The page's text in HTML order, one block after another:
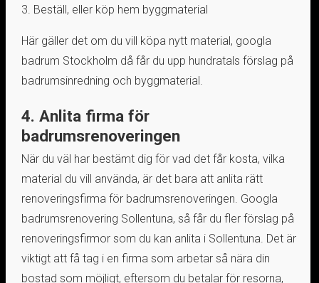
3. Beställ, eller köp hem byggmaterial
Här gäller det om du vill köpa nytt material, googla
badrum Stockholm då får du upp hundratals förslag på
badrumsinredning och byggmaterial.
4. Anlita firma för
badrumsrenoveringen
När du väl har bestämt dig för vad det får kosta, vilka
material du vill använda, är det bara att anlita rätt
renoveringsfirma för badrumsrenoveringen. Googla
badrumsrenovering Sollentuna, så får du fler förslag på
renoveringsfirmor som du kan anlita i Sollentuna. Det är
viktigt att få tag i en firma som arbetar så nära din
bostad som möjligt, eftersom du betalar för resorna,